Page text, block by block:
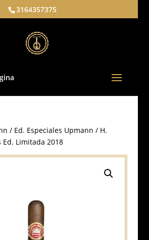
3164357375
/ Ed. Especiales Upmann / H.
Limitada 2018